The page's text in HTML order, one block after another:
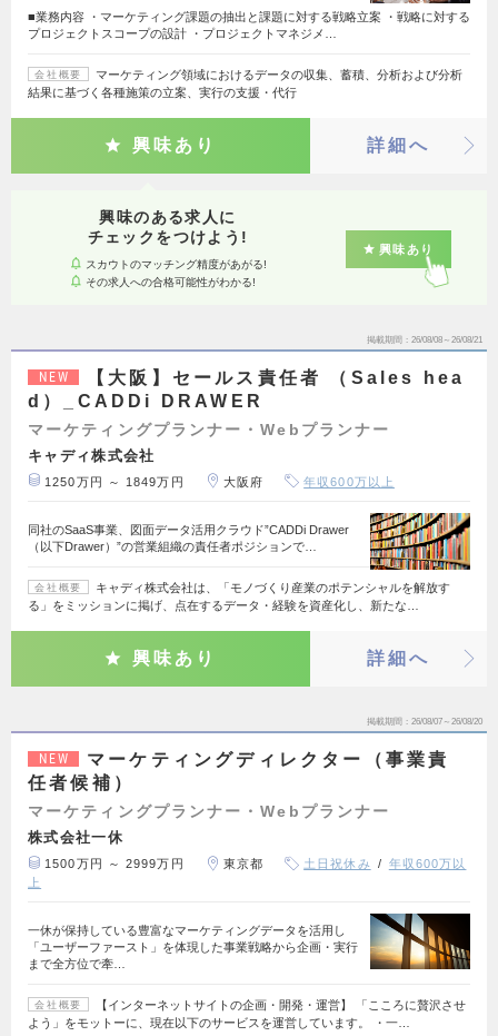
■業務内容 ・マーケティング課題の抽出と課題に対する戦略立案 ・戦略に対する
プロジェクトスコープの設計 ・プロジェクトマネジメ…
会社概要
マーケティング領域におけるデータの収集、蓄積、分析および分析
結果に基づく各種施策の立案、実行の支援・代行
興味あり 詳細へ
興味のある求人に
チェックをつけよう!
スカウトのマッチング精度があがる!
その求人への合格可能性がわかる!
興味あり
掲載期間 26/08/08～26/08/21
NEW
【大阪】セールス責任者 （Sales hea
d）_CADDi DRAWER
マーケティングプランナー・Webプランナー
キャディ株式会社
1250万円 ～ 1849万円 大阪府 年収600万以上
同社のSaaS事業、図面データ活用クラウド”CADDi Drawer
（以下Drawer）”の営業組織の責任者ポジションで…
会社概要
キャディ株式会社は、「モノづくり産業のポテンシャルを解放す
る」をミッションに掲げ、点在するデータ・経験を資産化し、新たな…
興味あり 詳細へ
掲載期間 26/08/07～26/08/20
NEW
マーケティングディレクター（事業責
任者候補）
マーケティングプランナー・Webプランナー
株式会社一休
1500万円 ～ 2999万円 東京都 土日祝休み
年収600万以
上
一休が保持している豊富なマーケティングデータを活用し
「ユーザーファースト」を体現した事業戦略から企画・実行
まで全方位で牽…
会社概要
【インターネットサイトの企画・開発・運営】 「こころに贅沢させ
よう」をモットーに、現在以下のサービスを運営しています。 ・一…